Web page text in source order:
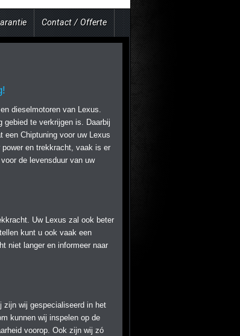
Contact / Offerte
dieselmotoren van Lexus.
gebied te verkrijgen is. Daarbij
een Chiptuning voor uw Lexus
en trekkracht, vaak is er
de levensduur van uw
Uw Lexus zal ook beter
kunt u ook vaak een
niet langer en informeer naar
zijn wij gespecialiseerd in het
kunnen wij inspelen op de
voorop. Ook zijn wij zó